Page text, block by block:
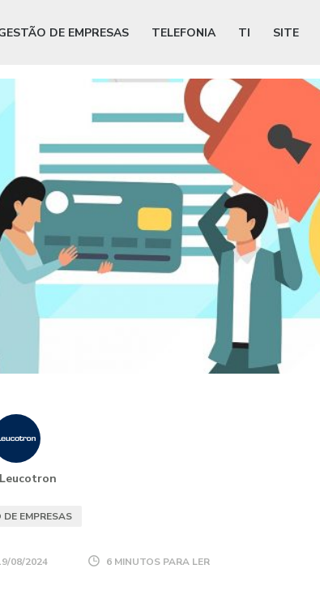
DE EMPRESAS TELEFONIA TI SITE
DE EMPRESAS
08/2024 6 MINUTOS PARA LER